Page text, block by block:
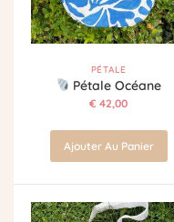
PÉTALE
Pétale Océane
€ 42,00
Ajouter Au Panier